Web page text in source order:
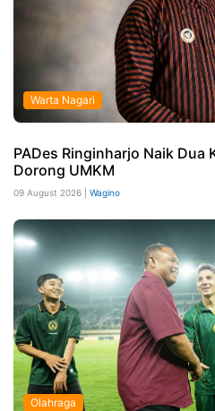
Warta Nagari
PADes Ringinharjo Naik Dua
Dorong UMKM
09 August 2026 | Wagino
Olahraga